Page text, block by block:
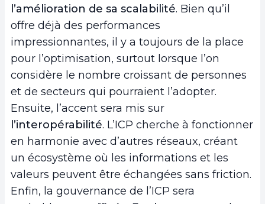
l’amélioration de sa scalabilité. Bien qu’il
offre déjà des performances
impressionnantes, il y a toujours de la place
pour l’optimisation, surtout lorsque l’on
considère le nombre croissant de personnes
et de secteurs qui pourraient l’adopter.
Ensuite, l’accent sera mis sur
l’interopérabilité. L’ICP cherche à fonctionner
en harmonie avec d’autres réseaux, créant
un écosystème où les informations et les
valeurs peuvent être échangées sans friction.
Enfin, la gouvernance de l’ICP sera